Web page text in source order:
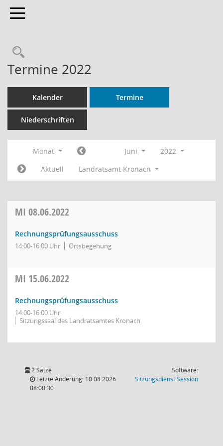
Toggle navigation
Rechercheauswahl
Termine 2022
Kalender Termine
Niederschriften
Monat Juni
2022
Aktuell
Landratsamt Kronach
MI 08.06.2022
Rechnungsprüfungsausschuss
14:00-16:00 Uhr Ortsbegehung
MI 15.06.2022
Rechnungsprüfungsausschuss
14:00-16:00 Uhr
Sitzungssaal des Landratsamtes Kronach
2 Sätze
Letzte Änderung: 10.08.2026
08:00:30
Software:
SitzungsdienstSession(Wird in